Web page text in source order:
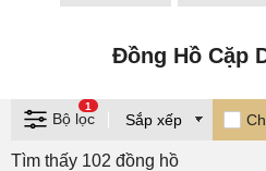
Đồng Hồ Cặp
Bộ lọc
1
Tìm thấy 102 đồng hồ